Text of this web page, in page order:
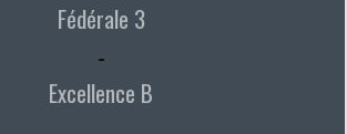
Fédérale 3
-
Excellence B